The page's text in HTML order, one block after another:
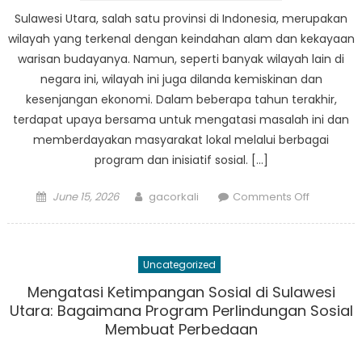
Sosial
Sulut
Sulawesi Utara, salah satu provinsi di Indonesia, merupakan
wilayah yang terkenal dengan keindahan alam dan kekayaan
warisan budayanya. Namun, seperti banyak wilayah lain di
negara ini, wilayah ini juga dilanda kemiskinan dan
kesenjangan ekonomi. Dalam beberapa tahun terakhir,
terdapat upaya bersama untuk mengatasi masalah ini dan
memberdayakan masyarakat lokal melalui berbagai
program dan inisiatif sosial. […]
Posted
June 15, 2026 Author
gacorkali Comments Offon
Uncategorized
Mengatasi Ketimpangan Sosial di Sulawesi
Utara: Bagaimana Program Perlindungan Sosial
Membuat Perbedaan